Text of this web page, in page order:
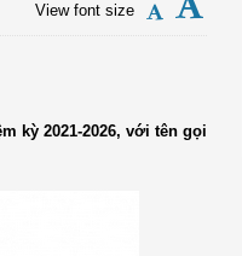
View font size
kỳ 2021-2026, với tên gọi